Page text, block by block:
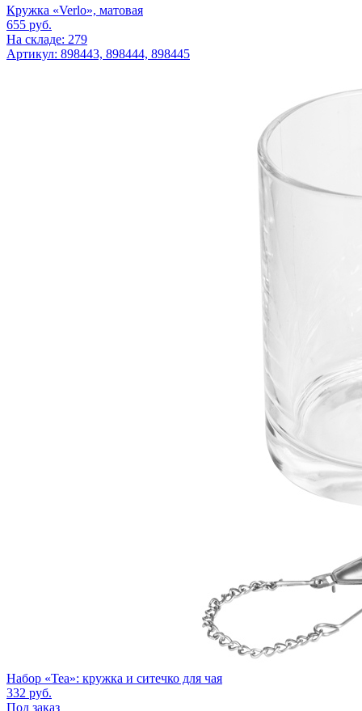
Кружка «Verlo», матовая
655 руб.
На складе: 279
Артикул: 898443, 898444, 898445
Набор «Tea»: кружка и ситечко для чая
332 руб.
Под заказ